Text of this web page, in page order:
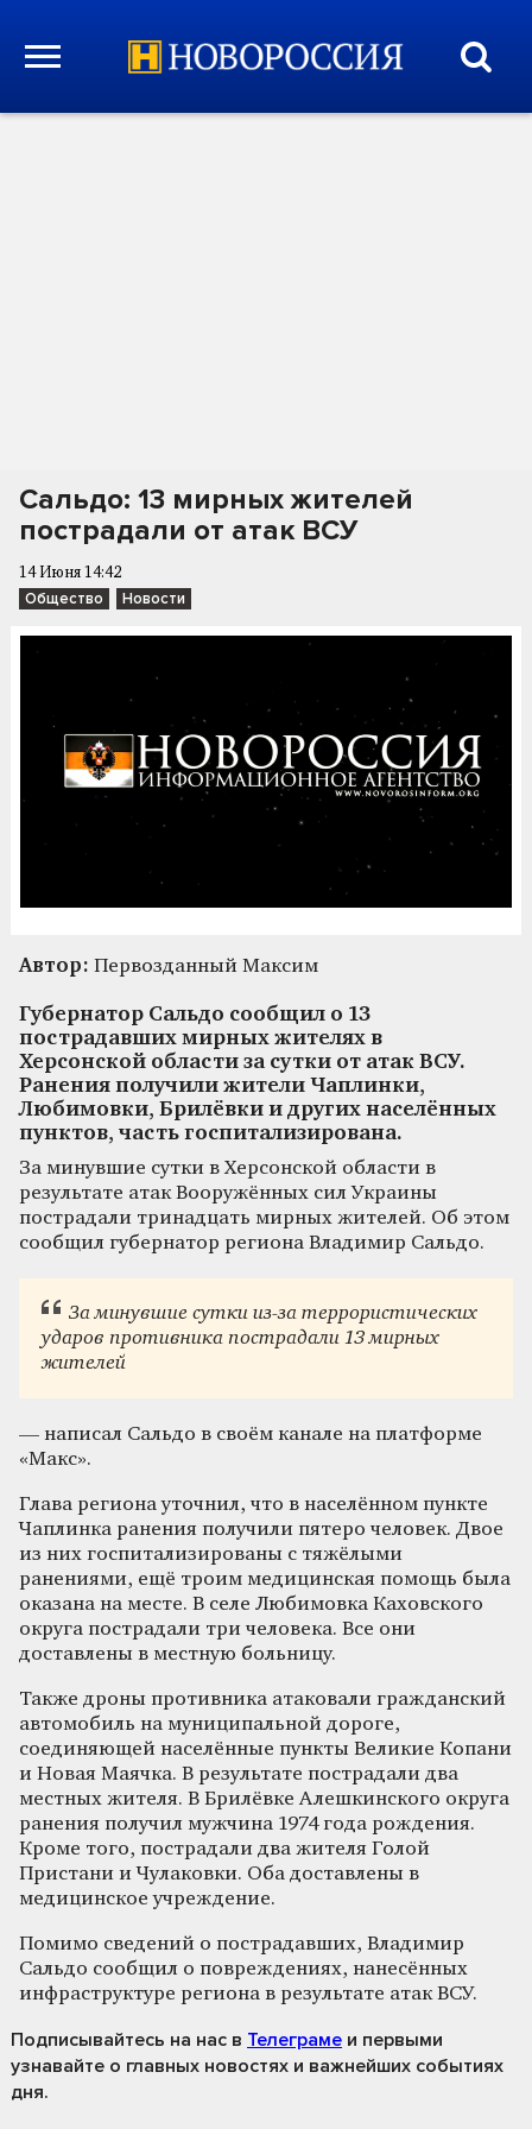
Сальдо: 13 мирных жителей
пострадали от атак ВСУ
14 Июня 14:42
Общество Новости
Автор: Первозданный Максим
Губернатор Сальдо сообщил о 13
пострадавших мирных жителях в
Херсонской области за сутки от атак ВСУ.
Ранения получили жители Чаплинки,
Любимовки, Брилёвки и других населённых
пунктов, часть госпитализирована.
За минувшие сутки в Херсонской области в
результате атак Вооружённых сил Украины
пострадали тринадцать мирных жителей. Об этом
сообщил губернатор региона Владимир Сальдо.
За минувшие сутки из-за террористических
ударов противника пострадали 13 мирных
жителей
— написал Сальдо в своём канале на платформе
«Макс».
Глава региона уточнил, что в населённом пункте
Чаплинка ранения получили пятеро человек. Двое
из них госпитализированы с тяжёлыми
ранениями, ещё троим медицинская помощь была
оказана на месте. В селе Любимовка Каховского
округа пострадали три человека. Все они
доставлены в местную больницу.
Также дроны противника атаковали гражданский
автомобиль на муниципальной дороге,
соединяющей населённые пункты Великие Копани
и Новая Маячка. В результате пострадали два
местных жителя. В Брилёвке Алешкинского округа
ранения получил мужчина 1974 года рождения.
Кроме того, пострадали два жителя Голой
Пристани и Чулаковки. Оба доставлены в
медицинское учреждение.
Помимо сведений о пострадавших, Владимир
Сальдо сообщил о повреждениях, нанесённых
инфраструктуре региона в результате атак ВСУ.
Подписывайтесь на нас в Телеграме и первыми
узнавайте о главных новостях и важнейших событиях
дня.